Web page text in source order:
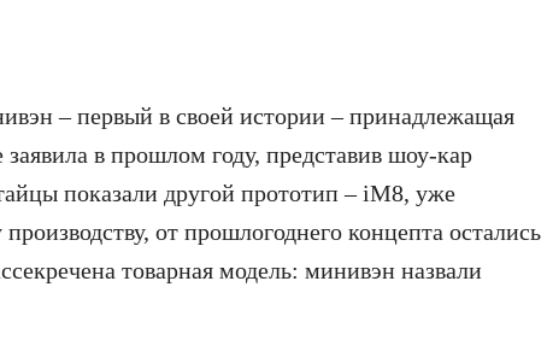
– первый в своей истории – принадлежащая
в прошлом году, представив шоу-кар
показали другой прототип – iM8, уже
от прошлогоднего концепта остались
товарная модель: минивэн назвали